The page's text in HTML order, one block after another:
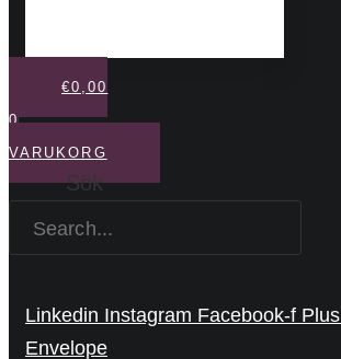
€0,00
0
VARUKORG
Sök
Linkedin Instagram Facebook-f Plus
Envelope